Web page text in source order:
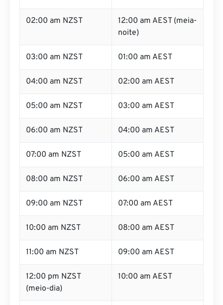
02:00 am NZST
12:00 am AEST (meia-
noite)
03:00 am NZST 01:00 am AEST
04:00 am NZST 02:00 am AEST
05:00 am NZST 03:00 am AEST
06:00 am NZST 04:00 am AEST
07:00 am NZST 05:00 am AEST
08:00 am NZST 06:00 am AEST
09:00 am NZST 07:00 am AEST
10:00 am NZST 08:00 am AEST
11:00 am NZST 09:00 am AEST
12:00 pm NZST
(meio-dia)
10:00 am AEST